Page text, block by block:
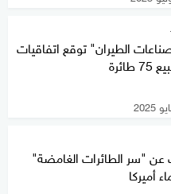
الطيران" توقع اتفاقيات
طائرة
"سر الطائرات الغامضة"
أميركا